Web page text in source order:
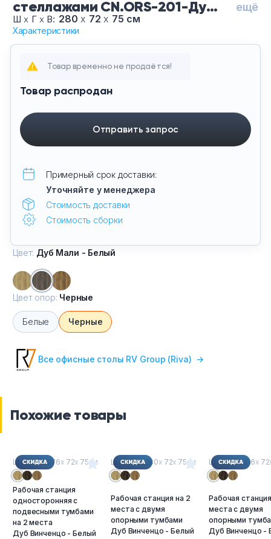
стеллажами CN.ORS-201-Ду
Мали Белый-Че, цвет Дуб Мали
- Белый, цвет опор Черные
ещё
Шх Г х В: 280х 72х 75 см
Характеристики
Товар временно не продаётся!
Товар распродан
Отправить запрос
Примерный срок доставки:
Уточняйте у менеджера
Стоимость доставки
Стоимость сборки
Цвет: Дуб Мали - Белый
Цвет опор: Черные
Белые Черные
Все офисные столы RV Group (Riva) →
Похожие товары
Ш хГхВ : 276х 72х 75см
Рабочая станция
односторонняя с
подвесными тумбами
на 2 места
Дуб Винченцо - Белый
Ш хГхВ : 280х 72х 75см
Рабочая станция на 2
места с двумя
опорными тумбами
Дуб Винченцо - Белый
Ш хГхВ : 316х 72
Рабочая
места с двумя
опорными
Дуб Винченцо -
Тумбы офисные
Офисные диваны
Обеденная зона
Кашпо